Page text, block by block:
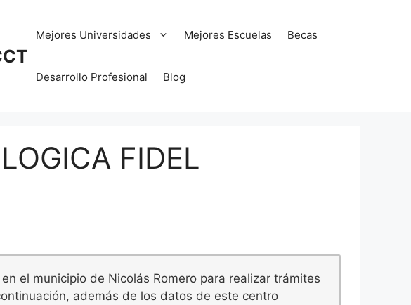
Mejores Universidades Mejores Escuelas Becas
Desarrollo Profesional Blog
FIDEL
en el municipio de Nicolás Romero para realizar trámites
además de los datos de este centro